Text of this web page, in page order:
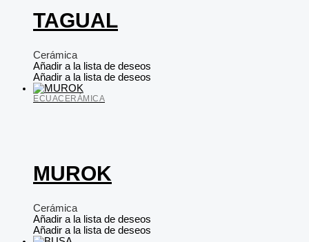
TAGUAL
Cerámica
Añadir a la lista de deseos
Añadir a la lista de deseos
ECUACERÁMICA
MUROK
Cerámica
Añadir a la lista de deseos
Añadir a la lista de deseos